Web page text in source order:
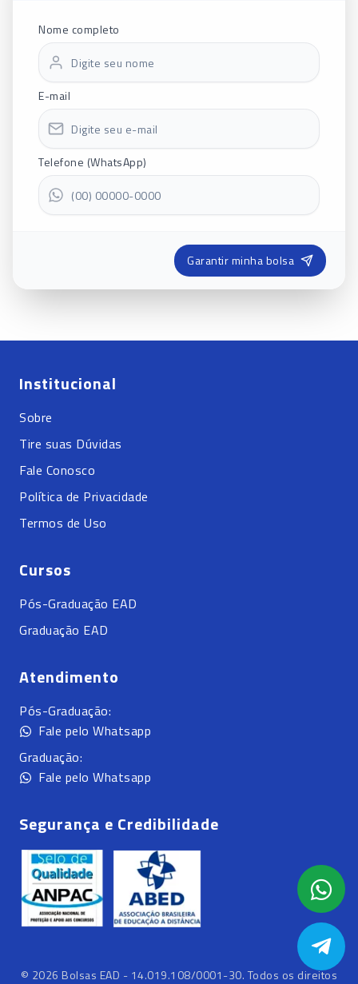
Nome completo
E-mail
Telefone (WhatsApp)
Garantir minha bolsa
Institucional
Sobre
Tire suas Dúvidas
Fale Conosco
Política de Privacidade
Termos de Uso
Cursos
Pós-Graduação EAD
Graduação EAD
Atendimento
Pós-Graduação:
Fale pelo Whatsapp
Graduação:
Fale pelo Whatsapp
Segurança e Credibilidade
© 2026 Bolsas EAD - 14.019.108/0001-30. Todos os direitos